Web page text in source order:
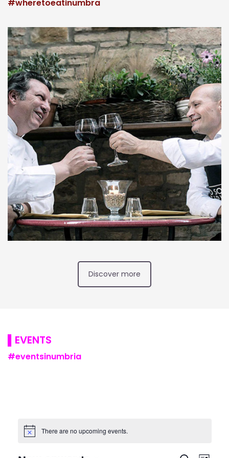
#wheretoeatinumbra
Discover more
EVENTS
#eventsinumbria
There are no upcoming events.